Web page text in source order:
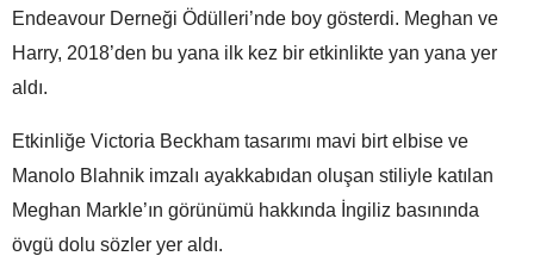
Endeavour Derneği Ödülleri’nde boy gösterdi. Meghan ve
Harry, 2018’den bu yana ilk kez bir etkinlikte yan yana yer
aldı.
Etkinliğe Victoria Beckham tasarımı mavi birt elbise ve
Manolo Blahnik imzalı ayakkabıdan oluşan stiliyle katılan
Meghan Markle’ın görünümü hakkında İngiliz basınında
övgü dolu sözler yer aldı.